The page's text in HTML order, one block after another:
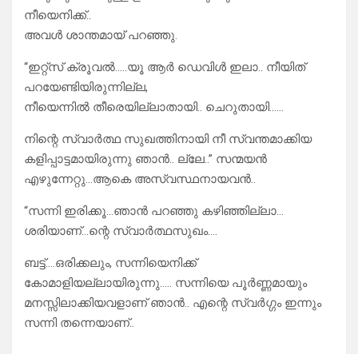
നീയെനിക്ക്..
അവൾ ശാന്തമായ് പറഞ്ഞു.
“ഇറ്റ്സ് ക്രൂവൽ…..യൂ ആർ ഡെവിൾ ഇലാ.. നീയിത്
പറയേണ്ടിയിരുന്നില്ല,
നീയെന്നിൽ‌ തീരെയില്ലാതായി.. ചെറുതായി……
നിന്റെ സ്വാർത്ഥ സുഖത്തിനായി നീ സ്വന്തമാക്കിയ
കളിപ്പാട്ടമായിരുന്നു ഞാൻ.. ല്ലേ..” സന്മയൻ
എഴുന്നേറ്റു…ആകെ അസ്വസ്ഥനായവൻ..
“സന്നി ഇരിക്കൂ…ഞാൻ പറഞ്ഞു കഴിഞ്ഞില്ലാ…
ശരിയാണ്…ന്റെ സ്വാർത്ഥസുഖം….
ബട്ട്….ഒരിക്കലും, സന്നിയെനിക്ക്
കോമാളിയല്ലായിരുന്നു….. സന്നിയെ പൂർണ്ണമായും
മനസ്സിലാക്കിയവളാണ് ഞാൻ.. എന്റെ സ്വർഗ്ഗം ഇന്നും
സന്നി തന്നെയാണ്‌‌..